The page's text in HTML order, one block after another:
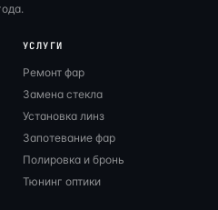
УСЛУГИ
Ремонт фар
Замена стекла
Установка линз
Запотевание фар
Полировка и бронь
Тюнинг оптики